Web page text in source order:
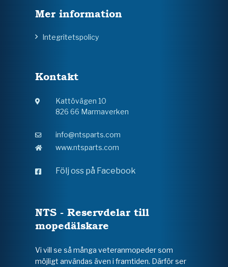
Mer information
Integritetspolicy
Kontakt
Kattövägen 10
826 66 Marmaverken
info@ntsparts.com
www.ntsparts.com
Följ oss på Facebook
NTS - Reservdelar till
mopedälskare
Vi vill se så många veteranmopeder som
möjligt användas även i framtiden. Därför ser